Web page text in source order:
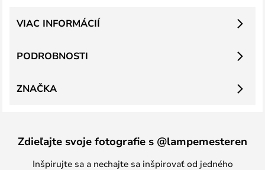
PODROBNOSTI
VIAC INFORMÁCIÍ
ZNAČKA
Zdieľajte svoje fotografie s @lampemesteren
Inšpirujte sa a nechajte sa inšpirovať od jedného